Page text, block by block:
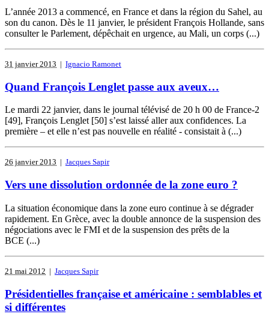
L’année 2013 a commencé, en France et dans la région du Sahel, au
son du canon. Dès le 11 janvier, le président François Hollande, sans
consulter le Parlement, dépêchait en urgence, au Mali, un corps (...)
31 janvier 2013 | Ignacio Ramonet
Quand François Lenglet passe aux aveux…
Le mardi 22 janvier, dans le journal télévisé de 20 h 00 de France-2
[49], François Lenglet [50] s’est laissé aller aux confidences. La
première – et elle n’est pas nouvelle en réalité - consistait à (...)
26 janvier 2013 | Jacques Sapir
Vers une dissolution ordonnée de la zone euro ?
La situation économique dans la zone euro continue à se dégrader
rapidement. En Grèce, avec la double annonce de la suspension des
négociations avec le FMI et de la suspension des prêts de la
BCE (...)
21 mai 2012 | Jacques Sapir
Présidentielles française et américaine : semblables et
si différentes